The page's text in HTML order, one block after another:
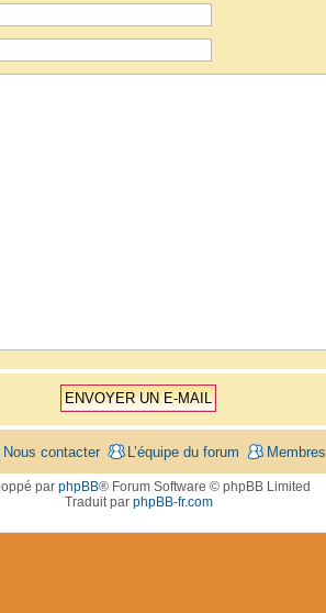
Membres
L’équipe du forum
Nous contacter
par phpBB® Forum Software © phpBB Limited
Traduit par phpBB-fr.com